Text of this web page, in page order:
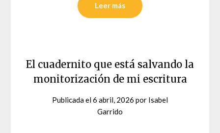
Leer más
El cuadernito que está salvando la
monitorización de mi escritura
Publicada el6 abril, 2026 por Isabel
Garrido